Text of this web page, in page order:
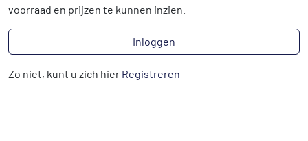
voorraad en prijzen te kunnen inzien.
Inloggen
Zo niet, kunt u zich hier Registreren